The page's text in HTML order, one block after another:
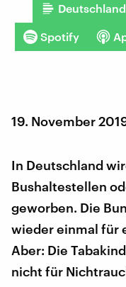
Spotify
19. November
In Deutschland
Bushaltestellen
geworben. Die
wieder einmal für
Aber: Die
nicht für